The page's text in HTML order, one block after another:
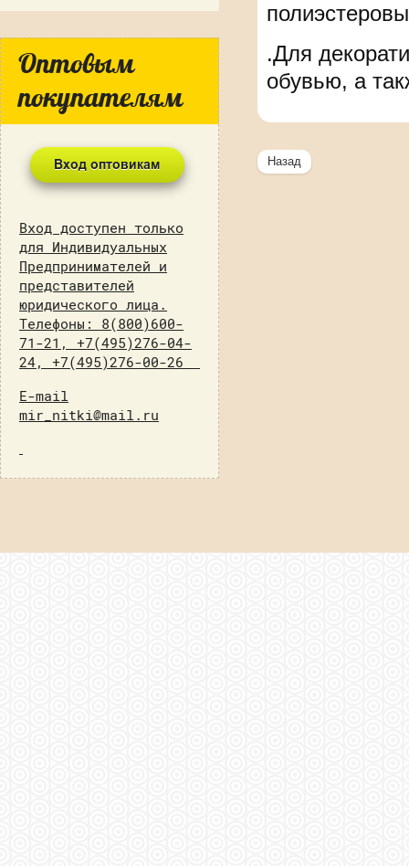
.Для
обувью, а
Назад
Оптовым
покупателям
Вход доступен только
для Индивидуальных
Предпринимателей и
представителей
юридического лица.
Телефоны: 8(800)600-
71-21, +7(495)276-04-
24, +7(495)276-00-26
E-mail
mir_nitki@mail.ru